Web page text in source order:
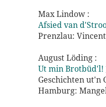
Max Lindow :
Afsied van d'Stroot
Prenzlau:
August Löding :
Ut min Brotbüd'l!
Geschichten ut'n
Hamburg: